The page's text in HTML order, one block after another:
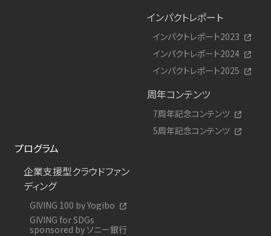
インパクトレポート
インパクトレポート2023
インパクトレポート2024
インパクトレポート2025
周年コンテンツ
7周年記念コンテンツ
5周年記念コンテンツ
プログラム
企業支援型クラウドファン
ディング
GIVING 100 by Yogibo
GIVING for SDGs
sponsored by ソニー銀行